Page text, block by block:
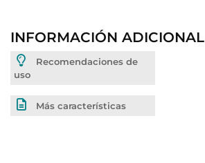
INFORMACIÓN ADICIONAL
Recomendaciones de
uso
Más características